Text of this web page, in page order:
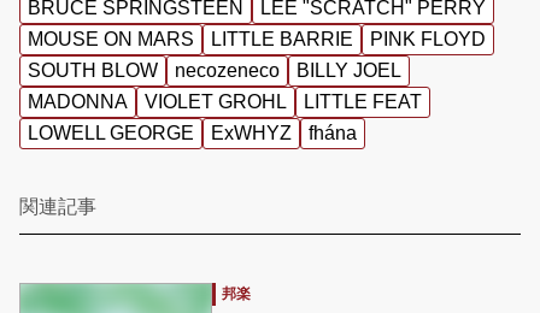
BRUCE SPRINGSTEEN
LEE "SCRATCH" PERRY
MOUSE ON MARS
LITTLE BARRIE
PINK FLOYD
SOUTH BLOW
necozeneco
BILLY JOEL
MADONNA
VIOLET GROHL
LITTLE FEAT
LOWELL GEORGE
ExWHYZ fhána
関連記事
邦楽